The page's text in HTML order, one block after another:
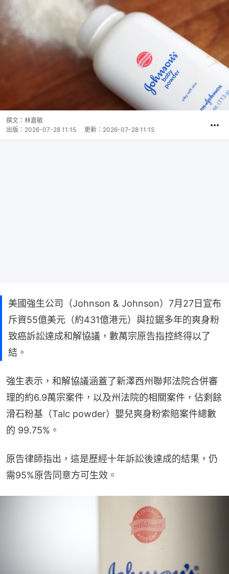
撰文： 林嘉敏
出版： 2026-07-28 11:15 更新： 2026-07-28 11:15
美國強生公司（Johnson & Johnson）7月27日宣布
斥資55億美元（約431億港元）與拉鋸多年的爽身粉
致癌訴訟達成和解協議，數萬宗原告指控終得以了
結。
強生表示，和解協議涵蓋了新澤西州聯邦法院合併審
理的約6.9萬宗案件，以及州法院的相關案件，佔剩餘
滑石粉基（Talc powder）嬰兒爽身粉索賠案件總數
的 99.75%。
原告律師指出，這是歷經十年訴訟後達成的結果，仍
需95%原告同意方可生效。